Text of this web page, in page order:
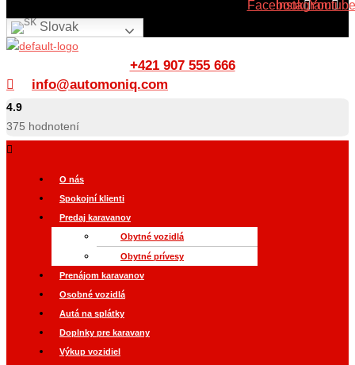
FacebookInstagramYoutube
Slovak
+421 907 555 666
info@automoniq.com
4.9
375 hodnotení
O nás
Spokojní klienti
Predaj karavanov
Obytné vozidlá
Obytné prívesy
Prenájom karavanov
Osobné vozidlá
Autá na splátky
Doplnky pre karavany
Výkup vozidiel